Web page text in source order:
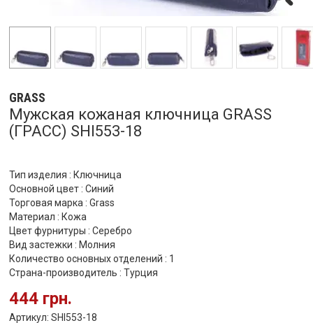
GRASS
Мужская кожаная ключница GRASS
(ГРАСС) SHI553-18
Тип изделия : Ключница
Основной цвет : Синий
Торговая марка : Grass
Материал : Кожа
Цвет фурнитуры : Серебро
Вид застежки : Молния
Количество основных отделений : 1
Страна-производитель : Турция
444 грн.
Артикул: SHI553-18